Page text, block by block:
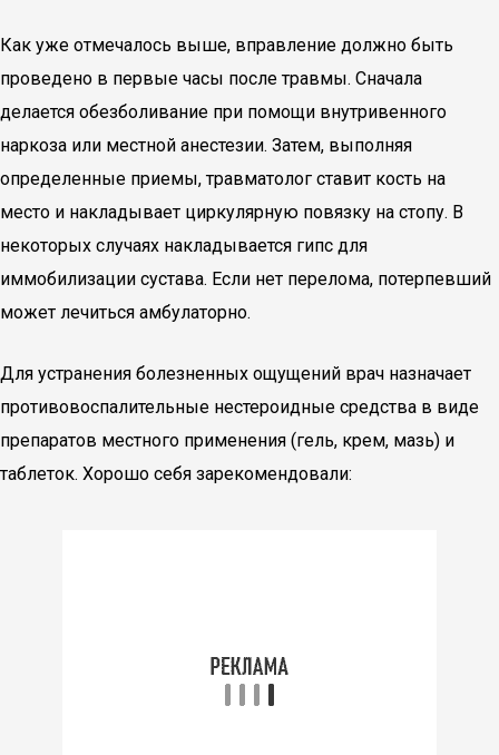
Как уже отмечалось выше, вправление должно быть
проведено в первые часы после травмы. Сначала
делается обезболивание при помощи внутривенного
наркоза или местной анестезии. Затем, выполняя
определенные приемы, травматолог ставит кость на
место и накладывает циркулярную повязку на стопу. В
некоторых случаях накладывается гипс для
иммобилизации сустава. Если нет перелома, потерпевший
может лечиться амбулаторно.
Для устранения болезненных ощущений врач назначает
противовоспалительные нестероидные средства в виде
препаратов местного применения (гель, крем, мазь) и
таблеток. Хорошо себя зарекомендовали: